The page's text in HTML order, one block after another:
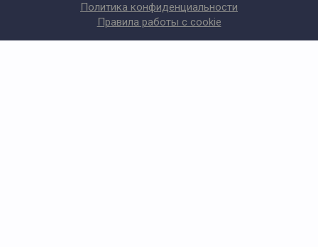
Политика конфиденциальности
Правила работы с cookie